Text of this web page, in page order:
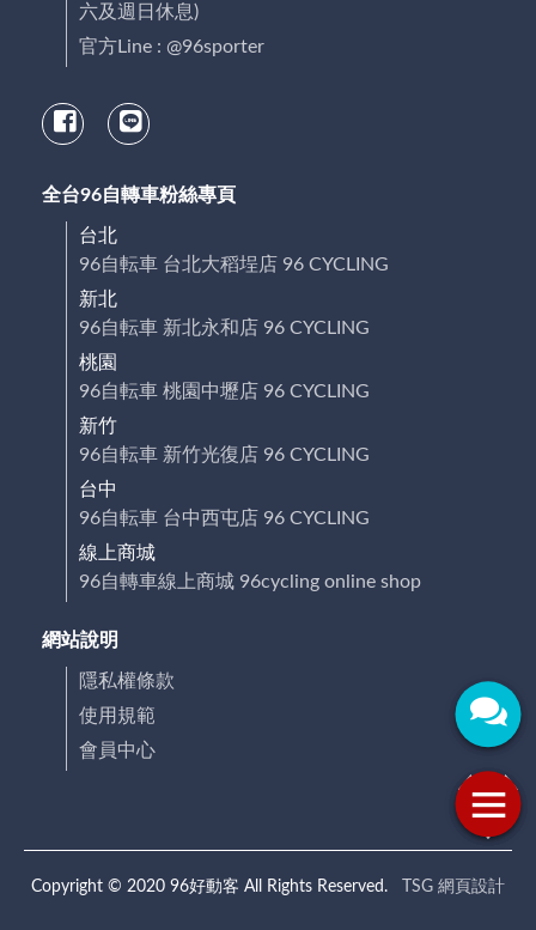
六及週日休息)
官方Line : @96sporter
全台96自轉車粉絲專頁
台北
96自転車 台北大稻埕店 96 CYCLING
新北
96自転車 新北永和店 96 CYCLING
桃園
96自転車 桃園中壢店 96 CYCLING
新竹
96自転車 新竹光復店 96 CYCLING
台中
96自転車 台中西屯店 96 CYCLING
線上商城
96自轉車線上商城 96cycling online shop
網站說明
隱私權條款
使用規範
會員中心
Copyright © 2020 96好動客 All Rights Reserved. TSG 網頁設計